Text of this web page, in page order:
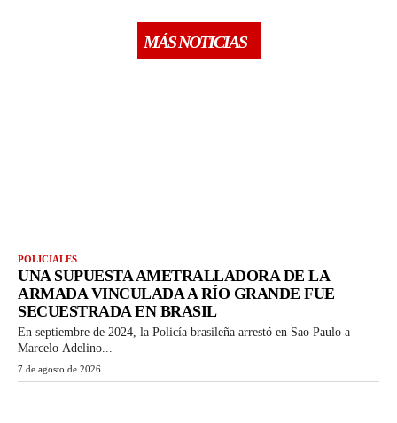
MÁS NOTICIAS
POLICIALES
UNA SUPUESTA AMETRALLADORA DE LA
ARMADA VINCULADA A RÍO GRANDE FUE
SECUESTRADA EN BRASIL
En septiembre de 2024, la Policía brasileña arrestó en Sao Paulo a
Marcelo Adelino...
7 de agosto de 2026